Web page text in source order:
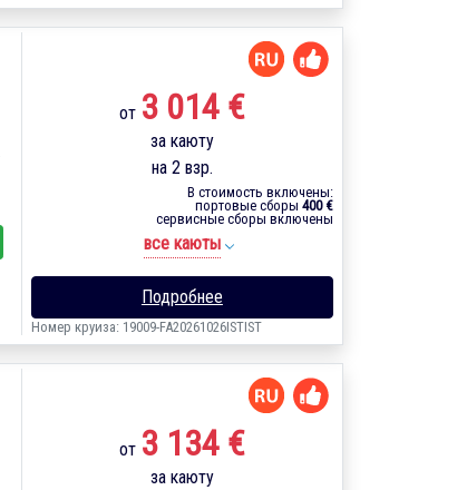
от 3 014 €
за каюту
на 2 взр.
В стоимость включены:
портовые сборы 400 €
сервисные сборы включены
все каюты
Подробнее
Номер круиза: 19009-FA20261026ISTIST
от 3 134 €
за каюту